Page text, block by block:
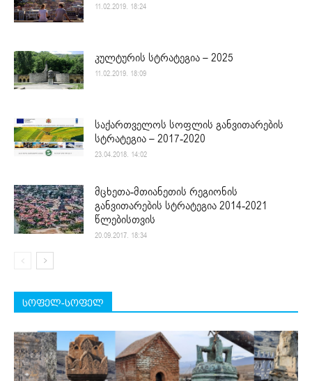
11.02.2019. 18:24
კულტურის სტრატეგია – 2025
11.02.2019. 18:09
საქართველოს სოფლის განვითარების
სტრატეგია – 2017-2020
23.04.2018. 14:02
მცხეთა-მთიანეთის რეგიონის
განვითარების სტრატეგია 2014-2021
წლებისთვის
20.09.2017. 18:34
სოფელ-სოფელ